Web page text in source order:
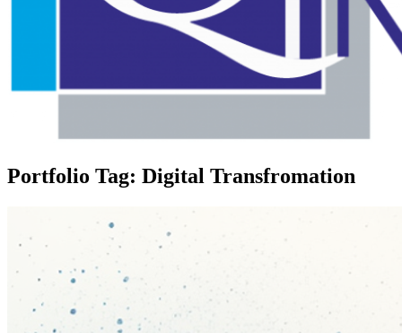
Portfolio Tag: Digital Transfromation